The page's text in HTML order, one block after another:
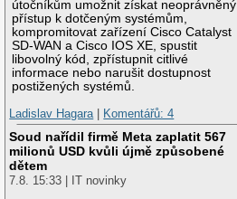
útočníkům umožnit získat neoprávněný
přístup k dotčeným systémům,
kompromitovat zařízení Cisco Catalyst
SD-WAN a Cisco IOS XE, spustit
libovolný kód, zpřístupnit citlivé
informace nebo narušit dostupnost
postižených systémů.
Ladislav Hagara
Komentářů: 4
Soud nařídil firmě Meta zaplatit 567
milionů USD kvůli újmě způsobené
dětem
7.8. 15:33 | IT novinky